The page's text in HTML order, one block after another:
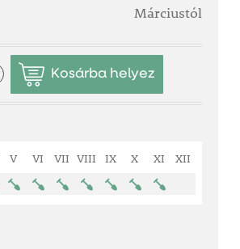
Márciustól
V VI VII VIII IX X XI XII